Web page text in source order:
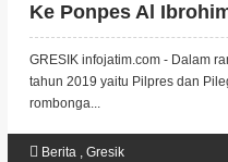
Ke Ponpes Al
GRESIK infojatim.com - Dalam
tahun 2019 yaitu Pilpres dan
rombonga...
Berita, Gresik